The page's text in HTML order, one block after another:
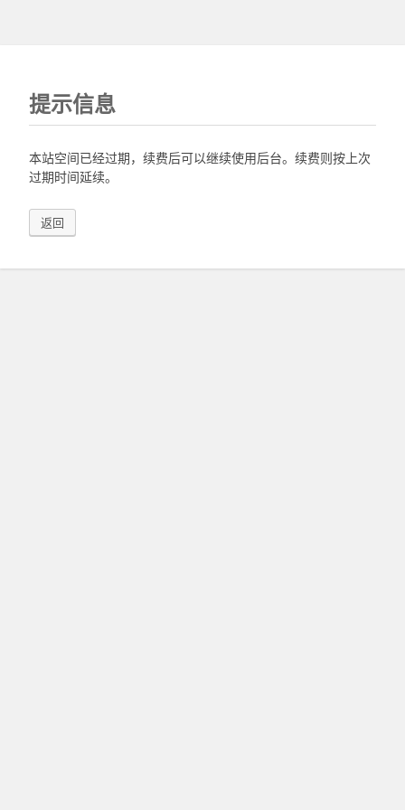
提示信息
本站空间已经过期，续费后可以继续使用后台。续费则按上次
过期时间延续。
返回